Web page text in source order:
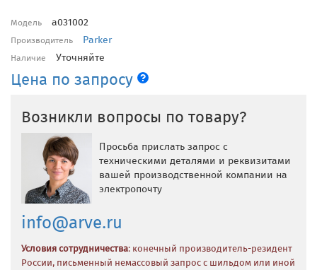
Модель a031002
Производитель Parker
Наличие Уточняйте
Цена по запросу
Возникли вопросы по товару?
Просьба прислать запрос с
техническими деталями и реквизитами
вашей производственной компании на
электропочту
info@arve.ru
Условия сотрудничества: конечный производитель-резидент
России, письменный немассовый запрос с шильдом или иной